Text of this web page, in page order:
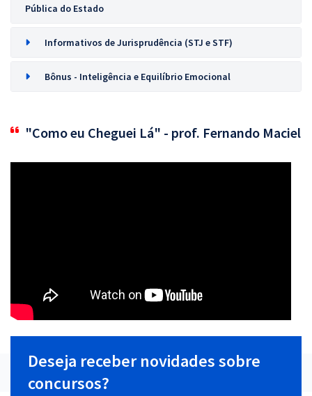
Pública do Estado
Informativos de Jurisprudência (STJ e STF)
Bônus - Inteligência e Equilíbrio Emocional
"Como eu Cheguei Lá" - prof. Fernando Maciel
Deseja receber novidades sobre
concursos?